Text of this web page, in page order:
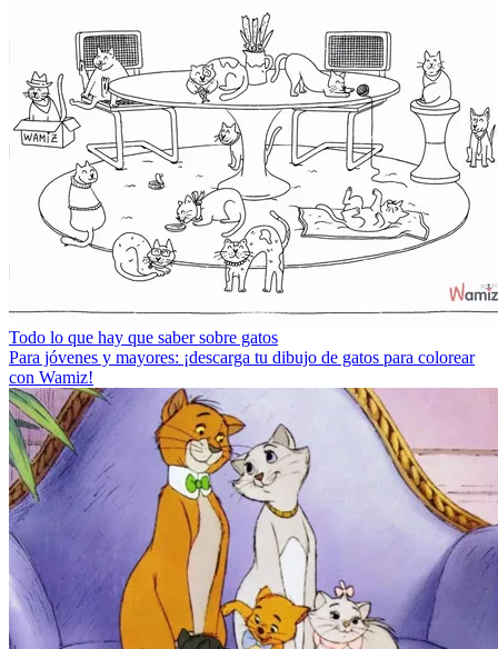
Todo lo que hay que saber sobre gatos
Para jóvenes y mayores: ¡descarga tu dibujo de gatos para colorear
con Wamiz!